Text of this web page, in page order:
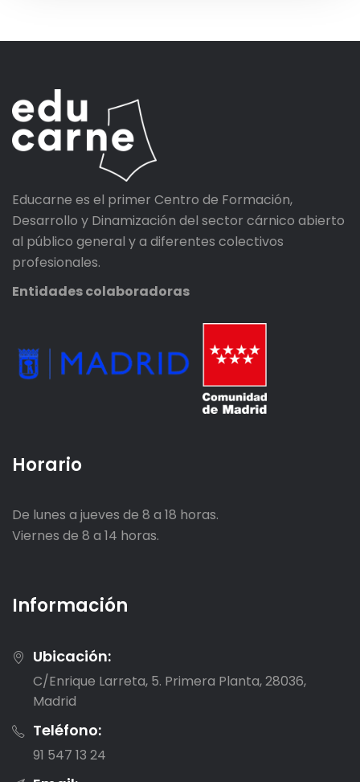
Educarne es el primer Centro de Formación,
Desarrollo y Dinamización del sector cárnico abierto
al público general y a diferentes colectivos
profesionales.
Entidades colaboradoras
Horario
De lunes a jueves de 8 a 18 horas.
Viernes de 8 a 14 horas.
Información
Ubicación:
C/Enrique Larreta, 5. Primera Planta, 28036,
Madrid
Teléfono:
91 547 13 24